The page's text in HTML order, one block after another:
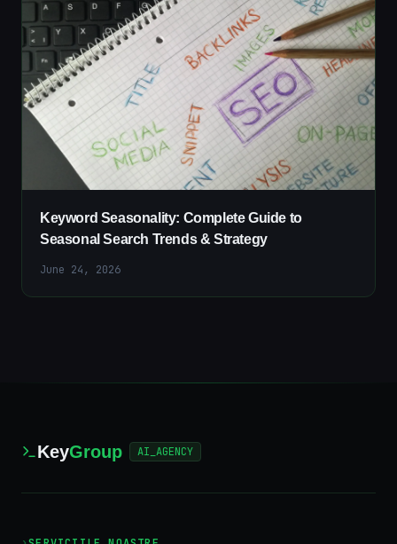
Keyword Seasonality: Complete Guide to
Seasonal Search Trends & Strategy
June 24, 2026
KeyGroup AI_AGENCY